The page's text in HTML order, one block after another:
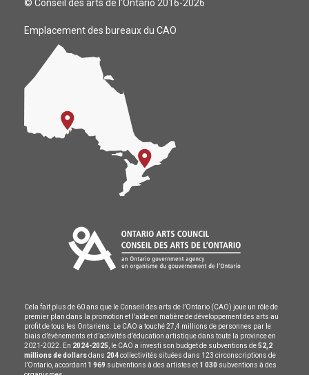
© Conseil des arts de l’Ontario 2016-2026
Emplacement des bureaux du CAO
Cela fait plus de 60 ans que le Conseil des arts de l’Ontario (CAO) joue un rôle de
premier plan dans la promotion et l'aide en matière de développement des arts au
profit de tous les Ontariens. Le CAO a touché 27,4 millions de personnes par le
biais d’évènements et d’activités d’éducation artistique dans toute la province en
2021-2022. En 2024-2025 , le CAO a investi son budget de subventions de52,2
millions de dollarsdans 204collectivités situées dans 123 circonscriptions de
l’Ontario, accordant 1 969 subventions à des artistes et 1 030 subventions à des